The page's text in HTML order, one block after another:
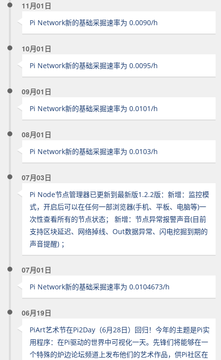
11月01日
Pi Network新的基础采掘速率为 0.0090/h
10月01日
Pi Network新的基础采掘速率为 0.0095/h
09月01日
Pi Network新的基础采掘速率为 0.0101/h
08月01日
Pi Network新的基础采掘速率为 0.0103/h
07月03日
Pi Node节点管理器已更新到最新版1.2.2版：新增：监控模
式，开启后可以在任何一部浏览器(手机、平板、电脑等)一
次性查看所有的节点状态； 新增：节点异常报警声音(目前
支持区块延迟、网络掉线、Out数据异常、闪电挖掘到期的
声音提醒) ；
07月01日
Pi Network新的基础采掘速率为 0.0104673/h
06月19日
PiArt艺术节在Pi2Day（6月28日）回归！今年的主题是Pi实
用程序：在Pi驱动的世界中可视化一天。先锋们将能够在一
个特殊的炉边论坛频道上发布他们的艺术作品，供Pi社区在